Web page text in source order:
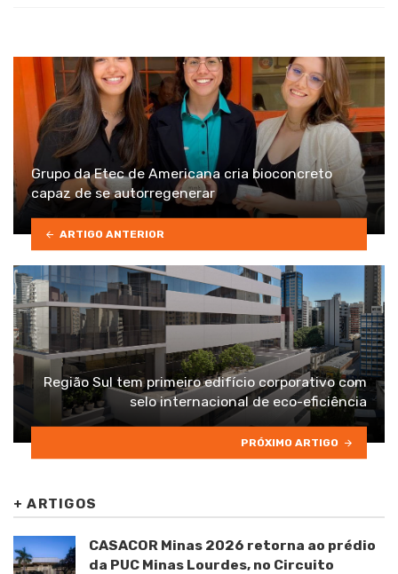
Grupo da Etec de Americana cria bioconcreto
capaz de se autorregenerar
ARTIGO ANTERIOR
Região Sul tem primeiro edifício corporativo com
selo internacional de eco-eficiência
PRÓXIMO ARTIGO
+ARTIGOS
CASACOR Minas 2026 retorna ao prédio
da PUC Minas Lourdes, no Circuito